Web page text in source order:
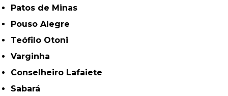
Patos de Minas
Pouso Alegre
Teófilo Otoni
Varginha
Conselheiro Lafaiete
Sabará